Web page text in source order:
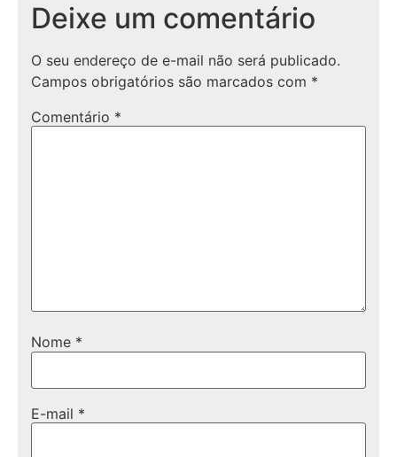
Deixe um comentário
O seu endereço de e-mail não será publicado.
Campos obrigatórios são marcados com *
Comentário *
Nome *
E-mail *